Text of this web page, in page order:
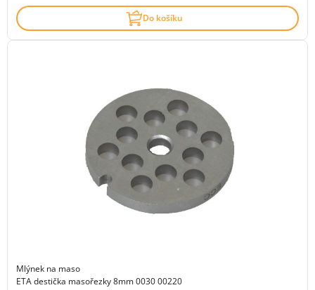
Do košíku
Mlýnek na maso
ETA destička masořezky 8mm 0030 00220